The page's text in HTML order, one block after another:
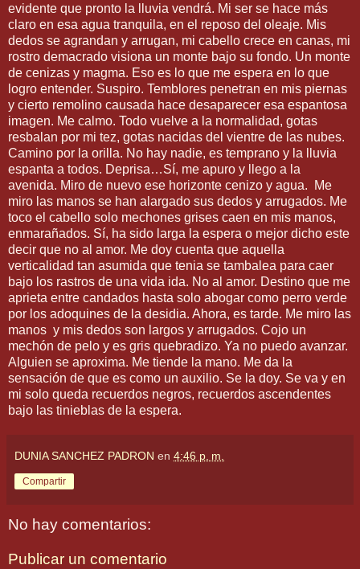
evidente que pronto la lluvia vendrá. Mi ser se hace más
claro en esa agua tranquila, en el reposo del oleaje. Mis
dedos se agrandan y arrugan, mi cabello crece en canas, mi
rostro demacrado visiona un monte bajo su fondo. Un monte
de cenizas y magma. Eso es lo que me espera en lo que
logro entender. Suspiro. Temblores penetran en mis piernas
y cierto remolino causada hace desaparecer esa espantosa
imagen. Me calmo. Todo vuelve a la normalidad, gotas
resbalan por mi tez, gotas nacidas del vientre de las nubes.
Camino por la orilla. No hay nadie, es temprano y la lluvia
espanta a todos. Deprisa…Sí, me apuro y llego a la
avenida. Miro de nuevo ese horizonte cenizo y agua. Me
miro las manos se han alargado sus dedos y arrugados. Me
toco el cabello solo mechones grises caen en mis manos,
enmarañados. Sí, ha sido larga la espera o mejor dicho este
decir que no al amor. Me doy cuenta que aquella
verticalidad tan asumida que tenia se tambalea para caer
bajo los rastros de una vida ida. No al amor. Destino que me
aprieta entre candados hasta solo abogar como perro verde
por los adoquines de la desidia. Ahora, es tarde. Me miro las
manos y mis dedos son largos y arrugados. Cojo un
mechón de pelo y es gris quebradizo. Ya no puedo avanzar.
Alguien se aproxima. Me tiende la mano. Me da la
sensación de que es como un auxilio. Se la doy. Se va y en
mi solo queda recuerdos negros, recuerdos ascendentes
bajo las tinieblas de la espera.
DUNIA SANCHEZ PADRON en 4:46 p. m.
Compartir
No hay comentarios:
Publicar un comentario